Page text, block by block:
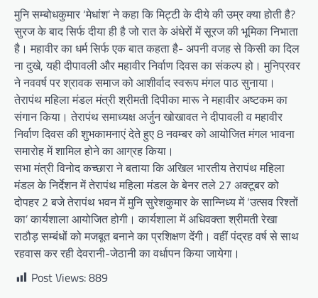
मुनि सम्बोधकुमार ‘मेधांश’ ने कहा कि मिट्टी के दीये की उम्र क्या होती है?
सुरज के बाद सिर्फ दीया ही है जो रात के अंधेरों में सूरज की भूमिका निभाता
है। महावीर का धर्म सिर्फ एक बात कहता है- अपनी वजह से किसी का दिल
ना दुखे, यही दीपावली और महावीर निर्वाण दिवस का संकल्प हो। मुनिप्रवर
ने नववर्ष पर श्रावक समाज को आशीर्वाद स्वरूप मंगल पाठ सुनाया।
तेरापंथ महिला मंडल मंत्री श्रीमती दिपीका मारू ने महावीर अष्टकम का
संगान किया। तेरापंथ समाध्यक्ष अर्जुन खोखावत ने दीपावली व महावीर
निर्वाण दिवस की शुभकामनाएं देते हुए 8 नवम्बर को आयोजित मंगल भावना
समारोह में शामिल होने का आग्रह किया।
सभा मंत्री विनोद कच्छारा ने बताया कि अखिल भारतीय तेरापंथ महिला
मंडल के निर्देशन में तेरापंथ महिला मंडल के बेनर तले 27 अक्टूबर को
दोपहर 2 बजे तेरापंथ भवन में मुनि सुरेशकुमार के सान्निध्य में ‘उत्सव रिश्तों
का’ कार्यशाला आयोजित होगी। कार्यशाला में अधिवक्ता श्रीमती रेखा
राठौड़ सम्बंधों को मजबूत बनाने का प्रशिक्षण देंगी। वहीं पंद्रह वर्ष से साथ
रहवास कर रही देवरानी-जेठानी का वर्धापन किया जायेगा।
Post Views:889